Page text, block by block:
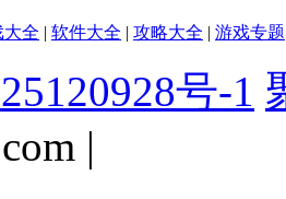
大全 | 软件大全 | 攻略大全 | 游戏专题
号-1
|